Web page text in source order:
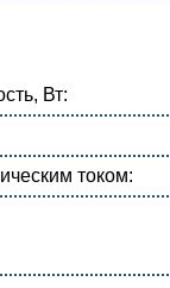
Вт:
током: